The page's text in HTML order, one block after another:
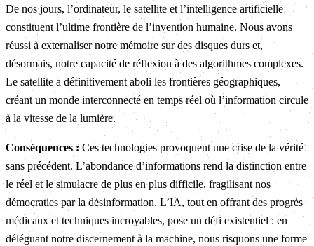
De nos jours, l’ordinateur, le satellite et l’intelligence artificielle
constituent l’ultime frontière de l’invention humaine. Nous avons
réussi à externaliser notre mémoire sur des disques durs et,
désormais, notre capacité de réflexion à des algorithmes complexes.
Le satellite a définitivement aboli les frontières géographiques,
créant un monde interconnecté en temps réel où l’information circule
à la vitesse de la lumière.
Conséquences : Ces technologies provoquent une crise de la vérité
sans précédent. L’abondance d’informations rend la distinction entre
le réel et le simulacre de plus en plus difficile, fragilisant nos
démocraties par la désinformation. L’IA, tout en offrant des progrès
médicaux et techniques incroyables, pose un défi existentiel : en
déléguant notre discernement à la machine, nous risquons une forme